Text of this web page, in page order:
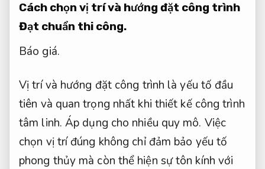
Cách chọn vị trí và hướng đặt công trình
Đạt chuẩn thi công.
Báo giá.
Vị trí và hướng đặt công trình là yếu tố đầu
tiên và quan trọng nhất khi thiết kế công trình
tâm linh. Áp dụng cho nhiều quy mô. Việc
chọn vị trí đúng không chỉ đảm bảo yếu tố
phong thủy mà còn thể hiện sự tôn kính với